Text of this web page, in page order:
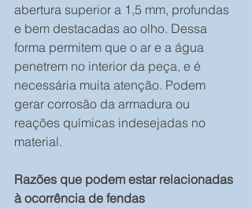
abertura superior a 1,5 mm, profundas
e bem destacadas ao olho. Dessa
forma permitem que o ar e a água
penetrem no interior da peça, e é
necessária muita atenção. Podem
gerar corrosão da armadura ou
reações químicas indesejadas no
material.
Razões que podem estar relacionadas
à ocorrência de fendas